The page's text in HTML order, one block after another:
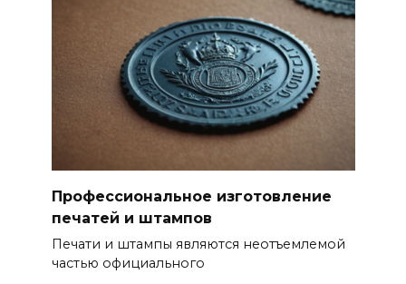
Профессиональное изготовление
печатей и штампов
Печати и штампы являются неотъемлемой
частью официального